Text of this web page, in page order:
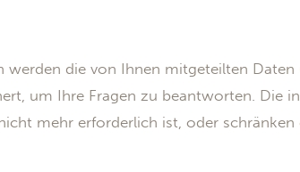
die von Ihnen mitgeteilten
um Ihre Fragen zu beantworten. Die
mehr erforderlich ist, oder